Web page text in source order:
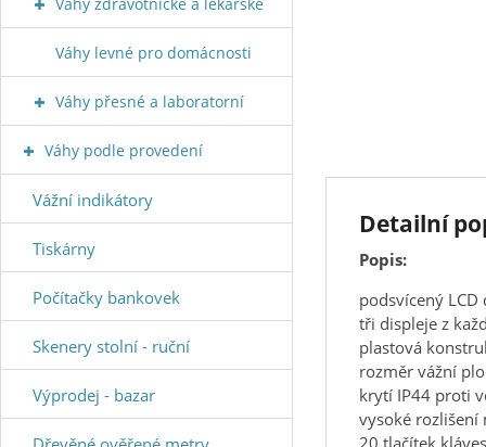
Detailní
Popis:
podsvícený
tři displeje z
plastová
rozměr vážní
krytí IP44 proti
vysoké
20 tlačítek
Váhy levné pro domácnosti
Váhy přesné a laboratorní
Váhy podle provedení
Vážní indikátory
Tiskárny
Počítačky bankovek
Skenery stolní - ruční
Výprodej - bazar